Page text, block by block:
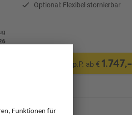
Optional: Flexibel stornierbar
p.P. ab € 1.747,-